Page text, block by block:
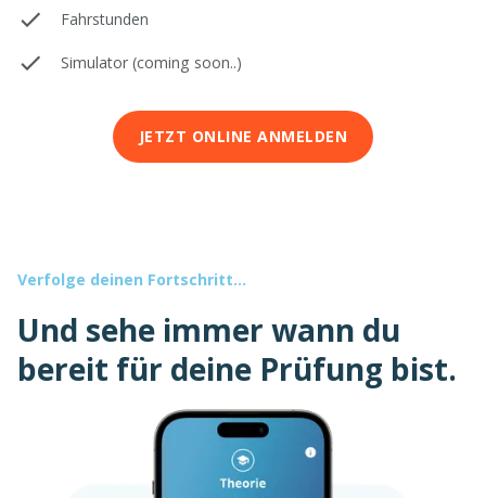
Fahrstunden
Simulator (coming soon..)
JETZT ONLINE ANMELDEN
Verfolge deinen Fortschritt...
Und sehe immer wann du
bereit für deine Prüfung bist.